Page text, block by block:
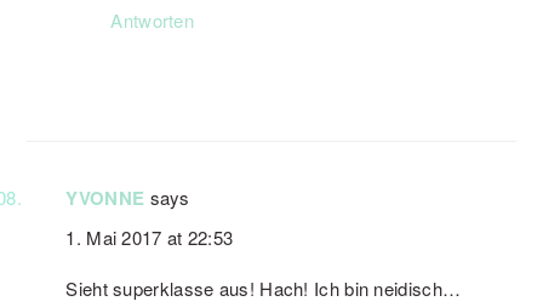
Antworten
YVONNE says
1. Mai 2017 at 22:53
Sieht superklasse aus! Hach! Ich bin neidisch…